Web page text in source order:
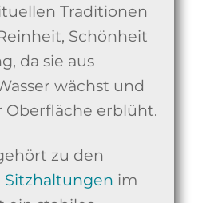
Traditionen
Schönheit
da sie aus
wächst und
Oberfläche erblüht.
zu den
Sitzhaltungen im